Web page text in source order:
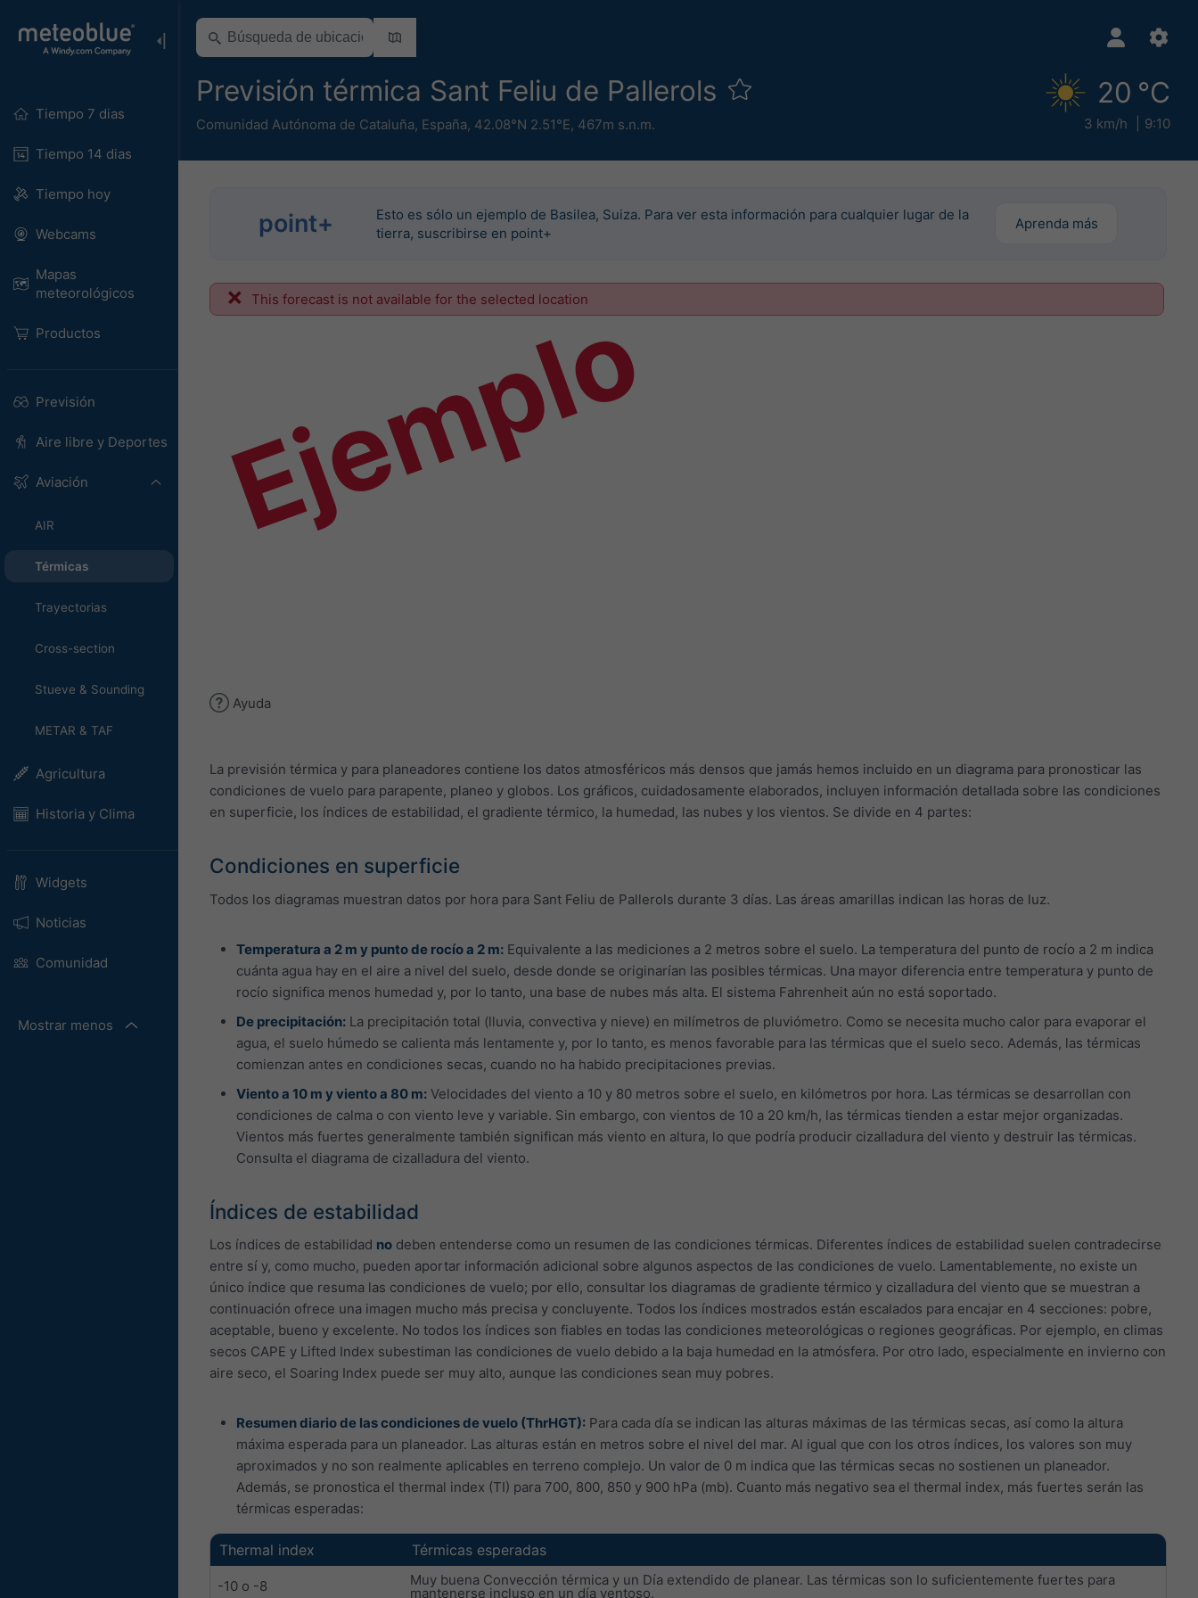
Tiempo 7 dias
Tiempo 14 dias
Tiempo hoy
Webcams
Mapas
meteorológicos
Productos
Previsión
Aire libre y Deportes
Aviación
AIR
Térmicas
Trayectorias
Cross-section
Stueve & Sounding
METAR & TAF
Agricultura
Historia y Clima
Widgets
Noticias
Comunidad
Mostrar menos
Previsión térmica Sant Feliu de Pallerols
Comunidad Autónoma de Cataluña, España, 42.08°N 2.51°E, 467m s.n.m.
20 °C
3 km/h 9:10
point+
Esto es sólo un ejemplo de Basilea, Suiza. Para ver esta información para cualquier lugar de la
tierra, suscribirse en point+
Aprenda más
This forecast is not available for the selected location
Ejemplo
Ayuda
La previsión térmica y para planeadores contiene los datos atmosféricos más densos que jamás hemos incluido en un diagrama para pronosticar las
condiciones de vuelo para parapente, planeo y globos. Los gráficos, cuidadosamente elaborados, incluyen información detallada sobre las condiciones
en superficie, los índices de estabilidad, el gradiente térmico, la humedad, las nubes y los vientos. Se divide en 4 partes:
Condiciones en superficie
Todos los diagramas muestran datos por hora para Sant Feliu de Pallerols durante 3 días. Las áreas amarillas indican las horas de luz.
Temperatura a 2 m y punto de rocío a 2 m: Equivalente a las mediciones a 2 metros sobre el suelo. La temperatura del punto de rocío a 2 m indica
cuánta agua hay en el aire a nivel del suelo, desde donde se originarían las posibles térmicas. Una mayor diferencia entre temperatura y punto de
rocío significa menos humedad y, por lo tanto, una base de nubes más alta. El sistema Fahrenheit aún no está soportado.
De precipitación: La precipitación total (lluvia, convectiva y nieve) en milímetros de pluviómetro. Como se necesita mucho calor para evaporar el
agua, el suelo húmedo se calienta más lentamente y, por lo tanto, es menos favorable para las térmicas que el suelo seco. Además, las térmicas
comienzan antes en condiciones secas, cuando no ha habido precipitaciones previas.
Viento a 10 m y viento a 80 m: Velocidades del viento a 10 y 80 metros sobre el suelo, en kilómetros por hora. Las térmicas se desarrollan con
condiciones de calma o con viento leve y variable. Sin embargo, con vientos de 10 a 20 km/h, las térmicas tienden a estar mejor organizadas.
Vientos más fuertes generalmente también significan más viento en altura, lo que podría producir cizalladura del viento y destruir las térmicas.
Consulta el diagrama de cizalladura del viento.
Índices de estabilidad
Los índices de estabilidad no deben entenderse como un resumen de las condiciones térmicas. Diferentes índices de estabilidad suelen contradecirse
entre sí y, como mucho, pueden aportar información adicional sobre algunos aspectos de las condiciones de vuelo. Lamentablemente, no existe un
único índice que resuma las condiciones de vuelo; por ello, consultar los diagramas de gradiente térmico y cizalladura del viento que se muestran a
continuación ofrece una imagen mucho más precisa y concluyente. Todos los índices mostrados están escalados para encajar en 4 secciones: pobre,
aceptable, bueno y excelente. No todos los índices son fiables en todas las condiciones meteorológicas o regiones geográficas. Por ejemplo, en climas
secos CAPE y Lifted Index subestiman las condiciones de vuelo debido a la baja humedad en la atmósfera. Por otro lado, especialmente en invierno con
aire seco, el Soaring Index puede ser muy alto, aunque las condiciones sean muy pobres.
Resumen diario de las condiciones de vuelo (ThrHGT): Para cada día se indican las alturas máximas de las térmicas secas, así como la altura
máxima esperada para un planeador. Las alturas están en metros sobre el nivel del mar. Al igual que con los otros índices, los valores son muy
aproximados y no son realmente aplicables en terreno complejo. Un valor de 0 m indica que las térmicas secas no sostienen un planeador.
Además, se pronostica el thermal index (TI) para 700, 800, 850 y 900 hPa (mb). Cuanto más negativo sea el thermal index, más fuertes serán las
térmicas esperadas:
Thermal index Térmicas esperadas
-10 o -8 Muy buena Convección térmica y un Día extendido de planear. Las térmicas son lo suficientemente fuertes para
mantenerse incluso en un día ventoso.